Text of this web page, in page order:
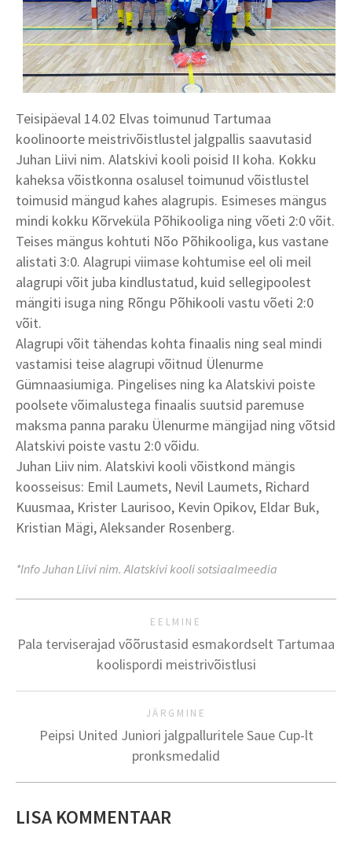
Teisipäeval 14.02 Elvas toimunud Tartumaa
koolinoorte meistrivõistlustel jalgpallis saavutasid
Juhan Liivi nim. Alatskivi kooli poisid II koha. Kokku
kaheksa võistkonna osalusel toimunud võistlustel
toimusid mängud kahes alagrupis. Esimeses mängus
mindi kokku Kõrveküla Põhikooliga ning võeti 2:0 võit.
Teises mängus kohtuti Nõo Põhikooliga, kus vastane
alistati 3:0. Alagrupi viimase kohtumise eel oli meil
alagrupi võit juba kindlustatud, kuid sellegipoolest
mängiti isuga ning Rõngu Põhikooli vastu võeti 2:0
võit.
Alagrupi võit tähendas kohta finaalis ning seal mindi
vastamisi teise alagrupi võitnud Ülenurme
Gümnaasiumiga. Pingelises ning ka Alatskivi poiste
poolsete võimalustega finaalis suutsid paremuse
maksma panna paraku Ülenurme mängijad ning võtsid
Alatskivi poiste vastu 2:0 võidu.
Juhan Liiv nim. Alatskivi kooli võistkond mängis
koosseisus: Emil Laumets, Nevil Laumets, Richard
Kuusmaa, Krister Laurisoo, Kevin Opikov, Eldar Buk,
Kristian Mägi, Aleksander Rosenberg.
*Info Juhan Liivi nim. Alatskivi kooli sotsiaalmeedia
EELMINE
Pala terviserajad võõrustasid esmakordselt Tartumaa
koolispordi meistrivõistlusi
JÄRGMINE
Peipsi United Juniori jalgpalluritele Saue Cup-lt
pronksmedalid
LISA KOMMENTAAR